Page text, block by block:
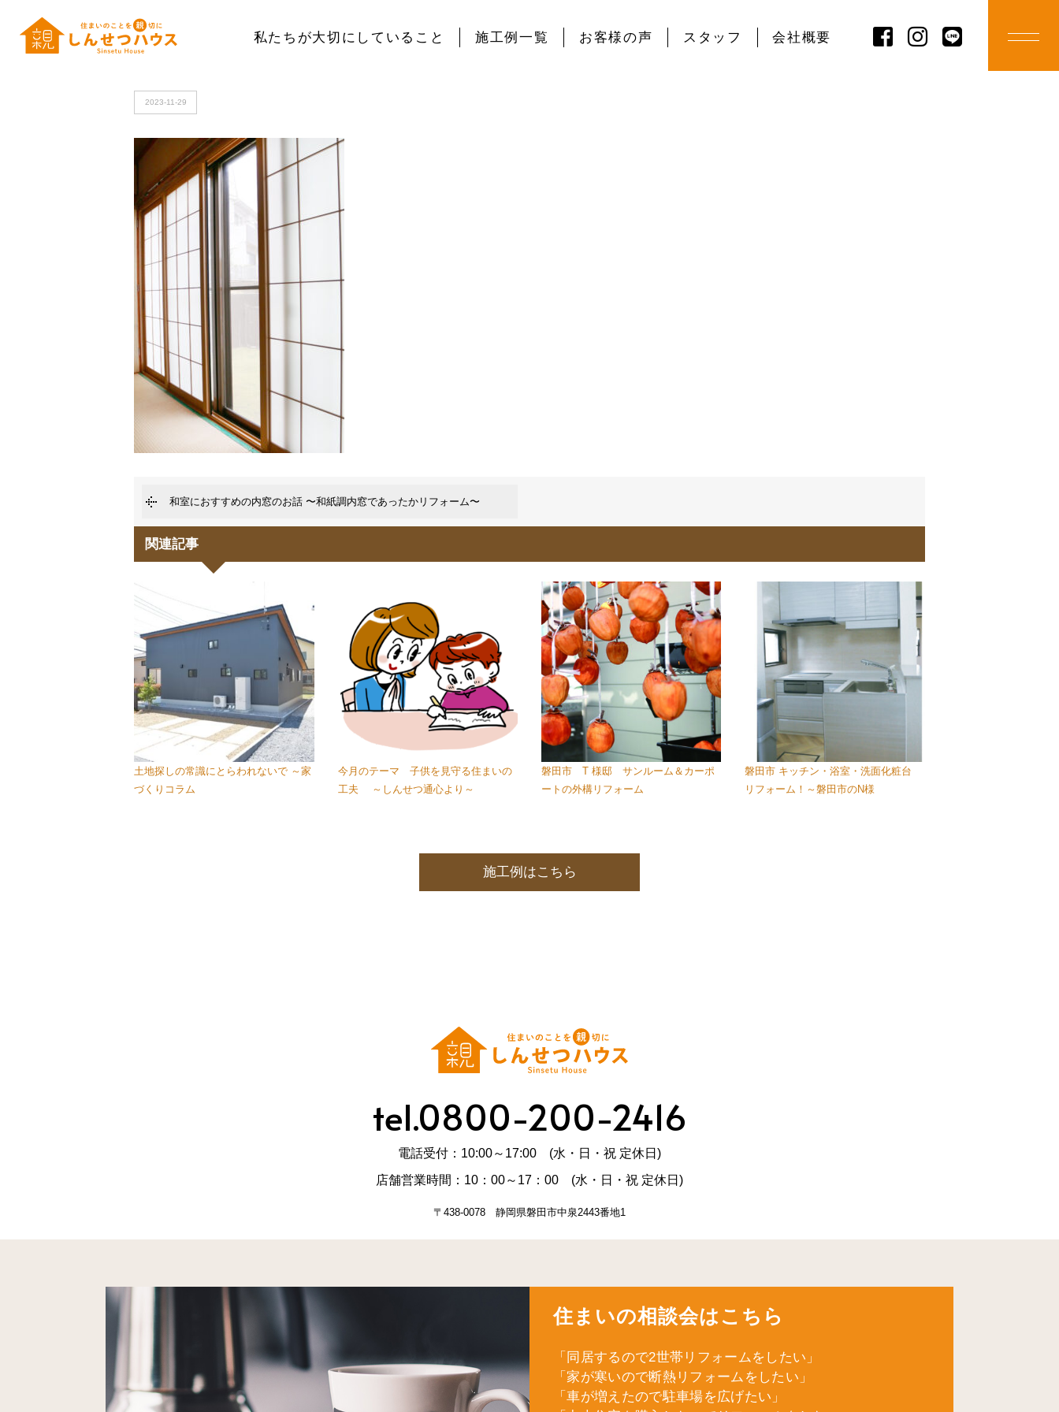
私たちが大切にしていること 施工例一覧 お客様の声 スタッフ 会社概要
HOME >IMG_7932
2023-11-29
和室におすすめの内窓のお話 〜和紙調内窓であったかリフォーム〜
関連記事
土地探しの常識にとらわれないで ～家
づくりコラム
今月のテーマ 子供を見守る住まいの
工夫 ～しんせつ通心より～
磐田市 T 様邸 サンルーム＆カーポ
ートの外構リフォーム
磐田市 キッチン・浴室・洗面化粧台
リフォーム！～磐田市のN様
施工例はこちら
tel.0800-200-2416
電話受付：10:00～17:00 (水・日・祝 定休日)
店舗営業時間：10：00～17：00 (水・日・祝 定休日)
〒438-0078 静岡県磐田市中泉2443番地1
住まいの相談会はこちら
「同居するので2世帯リフォームをしたい」
「家が寒いので断熱リフォームをしたい」
「車が増えたので駐車場を広げたい」